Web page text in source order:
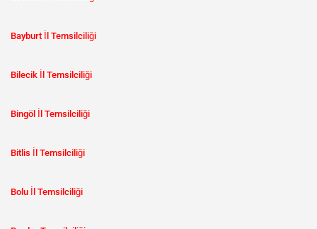
Bayburt İl Temsilciliği
Bilecik İl Temsilciliği
Bingöl İl Temsilciliği
Bitlis İl Temsilciliği
Bolu İl Temsilciliği